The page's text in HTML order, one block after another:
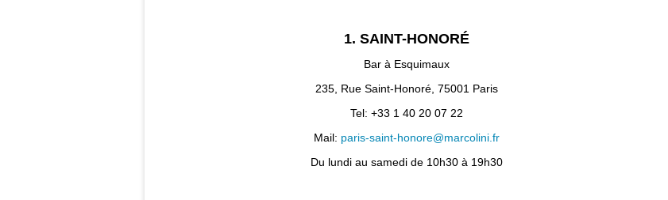
1. SAINT-HONORÉ
Bar à Esquimaux
235, Rue Saint-Honoré, 75001 Paris
Tel: +33 1 40 20 07 22
Mail: paris-saint-honore@marcolini.fr
Du lundi au samedi de 10h30 à 19h30